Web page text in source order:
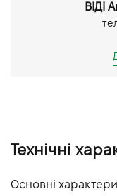
ПарктронікВІДІ
Технічні
Основні